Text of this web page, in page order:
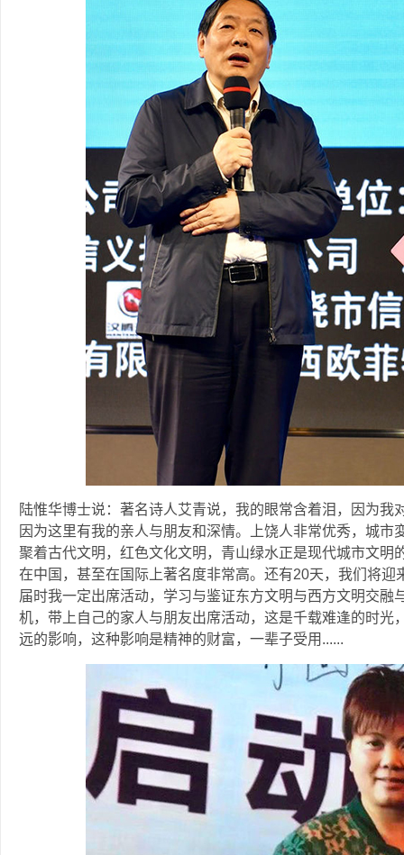
陆惟华博士说：著名诗人艾青说，我的眼常含着泪，因为
因为这里有我的亲人与朋友和深情。上饶人非常优秀，城
聚着古代文明，红色文化文明，青山绿水正是现代城市文明
在中国，甚至在国际上著名度非常高。还有20天，我们将迎
届时我一定出席活动，学习与鉴证东方文明与西方文明交融
机，带上自己的家人与朋友出席活动，这是千载难逢的时光
远的影响，这种影响是精神的财富，一辈子受用......